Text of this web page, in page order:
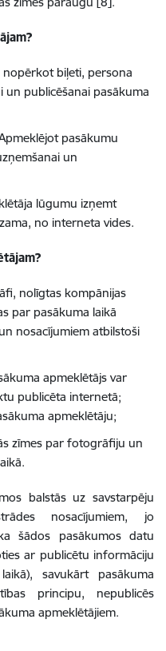
nopērkot biļeti, persona
publicēšanai pasākuma
pasākumu
un
lūgumu izņemt
no interneta vides.
nolīgtas kompānijas
par pasākuma laikā
nosacījumiem atbilstoši
apmeklētājs var
publicēta internetā;
apmeklētāju;
zīmes par fotogrāfiju un
balstās uz savstarpēju
nosacījumiem, jo
šādos pasākumos datu
ar publicētu informāciju
savukārt pasākuma
principu, nepublicēs
apmeklētājiem.